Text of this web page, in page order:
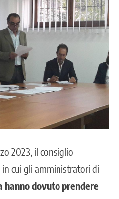
2023, il consiglio
cui gli amministratori di
hanno dovuto prendere